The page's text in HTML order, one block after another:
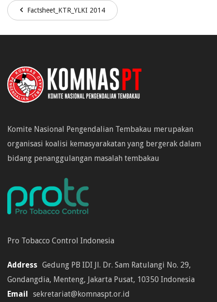
Factsheet_KTR_YLKI 2014
Komite Nasional Pengendalian Tembakau merupakan
organisasi koalisi kemasyarakatan yang bergerak dalam
bidang penanggulangan masalah tembakau
Pro Tobacco Control Indonesia
Address Gedung PB IDI Jl. Dr. Sam Ratulangi No. 29,
Gondangdia, Menteng, Jakarta Pusat, 10350 Indonesia
Email
sekretariat@komnaspt.or.id